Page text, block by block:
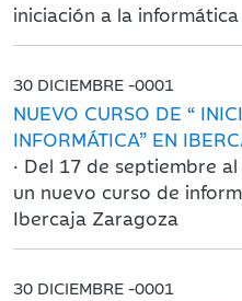
iniciación a la informática
30 DICIEMBRE -0001
NUEVO CURSO DE “
INFORMÁTICA” EN
· Del 17 de septiembre
un nuevo curso de
Ibercaja Zaragoza
30 DICIEMBRE -0001